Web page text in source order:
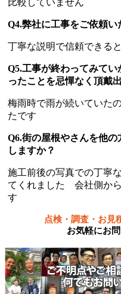
比較していません
Q4.弊社に工事をご依頼
丁寧な説明で信頼できる
Q5.工事が終わってみて
ったことを忌憚なく頂戴
梅雨時で雨が続いていた
たです
Q6.街の屋根やさんを他
しますか？
施工前後の写真での丁寧
てくれました 会社側か
す
点検・調査・お見
お気軽にお